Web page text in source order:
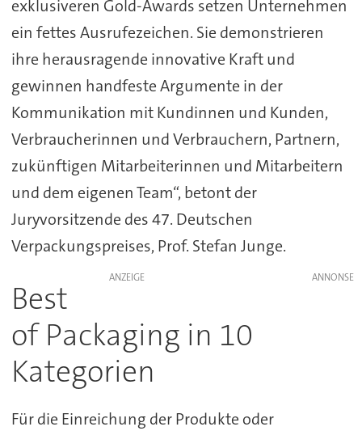
exklusiveren Gold-Awards setzen Unternehmen
ein fettes Ausrufezeichen. Sie demonstrieren
ihre herausragende innovative Kraft und
gewinnen handfeste Argumente in der
Kommunikation mit Kundinnen und Kunden,
Verbraucherinnen und Verbrauchern, Partnern,
zukünftigen Mitarbeiterinnen und Mitarbeitern
und dem eigenen Team“, betont der
Juryvorsitzende des 47. Deutschen
Verpackungspreises, Prof. Stefan Junge.
ANZEIGE
Best
of Packaging in 10
Kategorien
Für die Einreichung der Produkte oder